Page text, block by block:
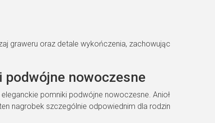
graweru oraz detale wykończenia, zachowując
nowoczesne
pomniki podwójne nowoczesne. Anioł
nagrobek szczególnie odpowiednim dla rodzin